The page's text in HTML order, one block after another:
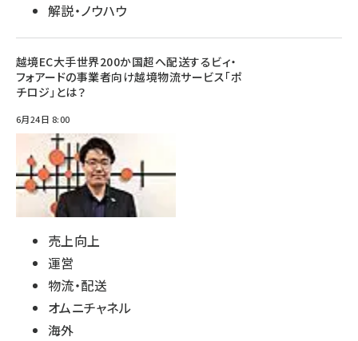
解説・ノウハウ
越境EC大手世界200か国超へ配送するビィ・
フォアードの事業者向け越境物流サービス「ポ
チロジ」とは？
6月24日 8:00
売上向上
運営
物流・配送
オムニチャネル
海外